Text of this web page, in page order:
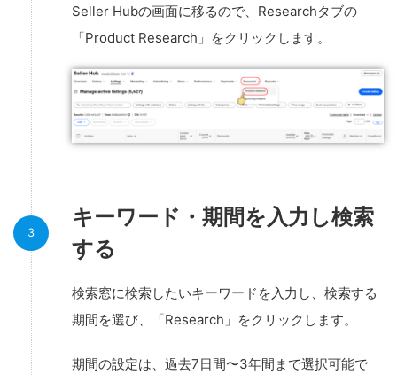
Seller Hubの画面に移るので、Researchタブの
「Product Research」をクリックします。
キーワード・期間を入力し検索
する
検索窓に検索したいキーワードを入力し、検索する
期間を選び、「Research」をクリックします。
期間の設定は、過去7日間〜3年間まで選択可能で